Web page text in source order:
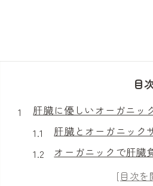
目
肝臓に優しいオーガニッ
肝臓とオーガニック
オーガニックで肝臓
サプリが肝臓に与え